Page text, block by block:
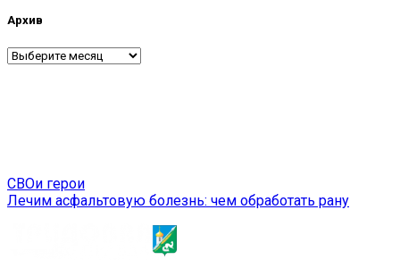
Архив
Архив
Навигация
по
СВОи герои
Лечим асфальтовую болезнь: чем обработать рану